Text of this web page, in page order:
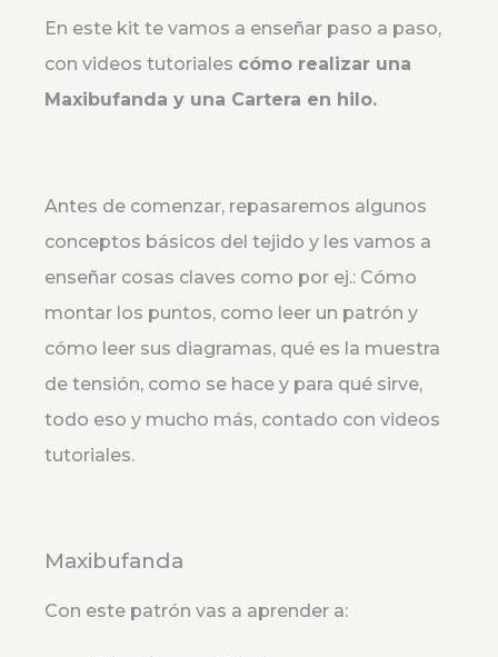
En este kit te vamos a enseñar paso a paso,
con videos tutoriales cómo realizar una
Maxibufanda y una Cartera en hilo.
Antes de comenzar, repasaremos algunos
conceptos básicos del tejido y les vamos a
enseñar cosas claves como por ej.: Cómo
montar los puntos, como leer un patrón y
cómo leer sus diagramas, qué es la muestra
de tensión, como se hace y para qué sirve,
todo eso y mucho más, contado con videos
tutoriales.
Maxibufanda
Con este patrón vas a aprender a: